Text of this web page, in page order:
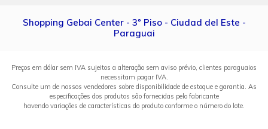
Shopping Gebai Center - 3º Piso - Ciudad del Este -
Paraguai
Preços em dólar sem IVA sujeitos a alteração sem aviso prévio, clientes paraguaios
necessitam pagar IVA.
Consulte um de nossos vendedores sobre disponibilidade de estoque e garantia. As
especificações dos produtos são fornecidas pelo fabricante
havendo variações de características do produto conforme o número do lote.